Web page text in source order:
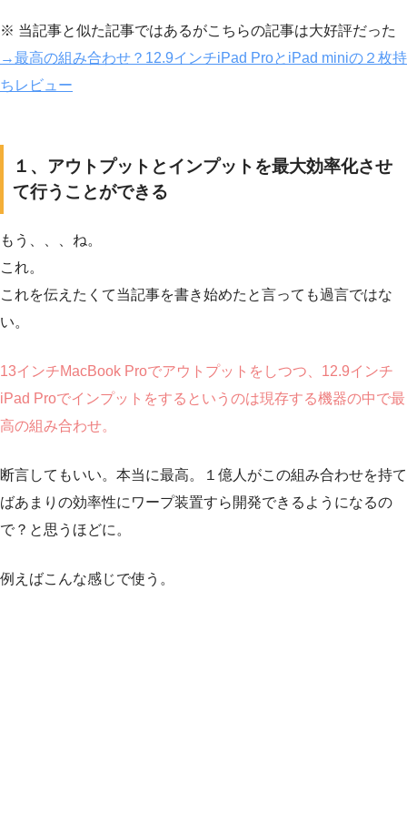
※ 当記事と似た記事ではあるがこちらの記事は大好評だった
→最高の組み合わせ？12.9インチiPad ProとiPad miniの２枚持
ちレビュー
１、アウトプットとインプットを最大効率化させ
て行うことができる
もう、、、ね。
これ。
これを伝えたくて当記事を書き始めたと言っても過言ではな
い。
13インチMacBook Proでアウトプットをしつつ、12.9インチ
iPad Proでインプットをするというのは現存する機器の中で最
高の組み合わせ。
断言してもいい。本当に最高。１億人がこの組み合わせを持て
ばあまりの効率性にワープ装置すら開発できるようになるの
で？と思うほどに。
例えばこんな感じで使う。